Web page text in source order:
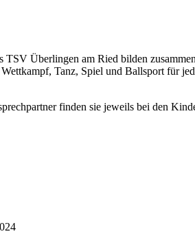
TSV Überlingen am Ried bilden
Tanz, Spiel und Ballsport für
finden sie jeweils bei den